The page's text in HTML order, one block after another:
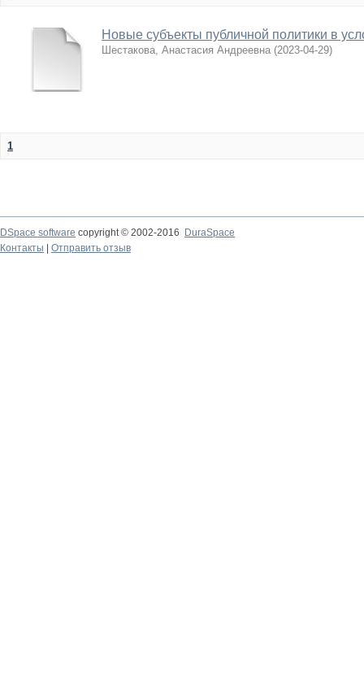
Новые субъекты публичной политики в
Шестакова, Анастасия Андреевна (2023-04-29)
1
DSpace software copyright © 2002-2016
DuraSpace
Контакты
Отправить отзыв